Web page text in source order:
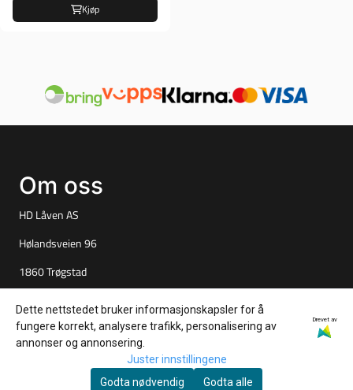
Kjøp
Om oss
HD Låven AS
Hølandsveien 96
1860 Trøgstad
Tlf:+4790847527
Dette nettstedet bruker informasjonskapsler for å
fungere korrekt, analysere trafikk, personalisering av
annonser og annonsering.
Drevet av
Juster innstillingene
Godta nødvendig
Godta alle